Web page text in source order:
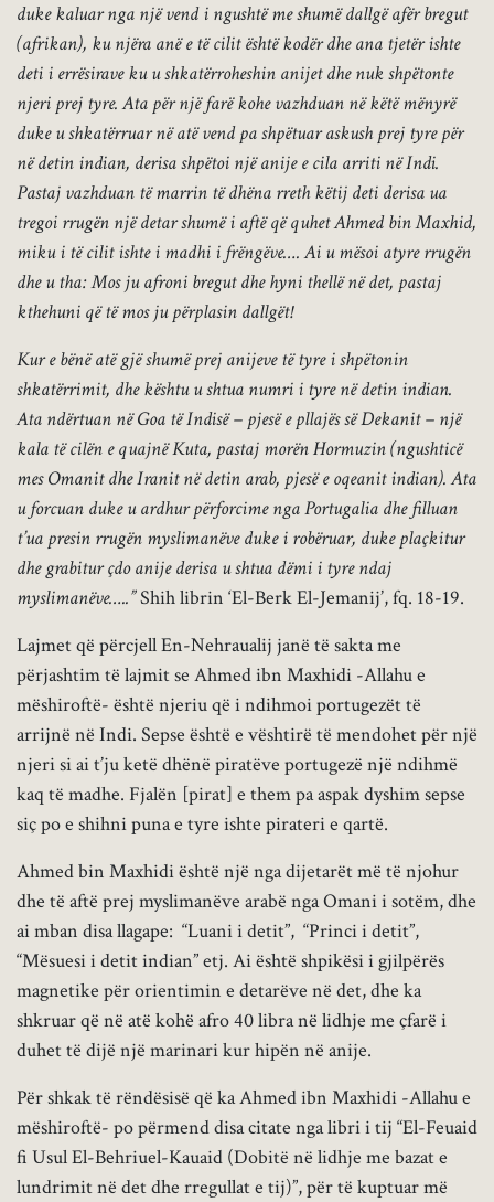
duke kaluar nga një vend i ngushtë me shumë dallgë afër bregut
(afrikan), ku njëra anë e të cilit është kodër dhe ana tjetër ishte
deti i errësirave ku u shkatërroheshin anijet dhe nuk shpëtonte
njeri prej tyre. Ata për një farë kohe vazhduan në këtë mënyrë
duke u shkatërruar në atë vend pa shpëtuar askush prej tyre për
në detin indian, derisa shpëtoi një anije e cila arriti në Indi.
Pastaj vazhduan të marrin të dhëna rreth këtij deti derisa ua
tregoi rrugën një detar shumë i aftë që quhet Ahmed bin Maxhid,
miku i të cilit ishte i madhi i frëngëve…. Ai u mësoi atyre rrugën
dhe u tha: Mos ju afroni bregut dhe hyni thellë në det, pastaj
kthehuni që të mos ju përplasin dallgët!
Kur e bënë atë gjë shumë prej anijeve të tyre i shpëtonin
shkatërrimit, dhe kështu u shtua numri i tyre në detin indian.
Ata ndërtuan në Goa të Indisë – pjesë e pllajës së Dekanit – një
kala të cilën e quajnë Kuta, pastaj morën Hormuzin (ngushticë
mes Omanit dhe Iranit në detin arab, pjesë e oqeanit indian). Ata
u forcuan duke u ardhur përforcime nga Portugalia dhe filluan
t’ua presin rrugën myslimanëve duke i robëruar, duke plaçkitur
dhe grabitur çdo anije derisa u shtua dëmi i tyre ndaj
myslimanëve…..”Shih librin ‘El-Berk El-Jemanij’, fq. 18-19.
Lajmet që përcjell En-Nehraualij janë të sakta me
përjashtim të lajmit se Ahmed ibn Maxhidi -Allahu e
mëshiroftë- është njeriu që i ndihmoi portugezët të
arrijnë në Indi. Sepse është e vështirë të mendohet për një
njeri si ai t’ju ketë dhënë piratëve portugezë një ndihmë
kaq të madhe. Fjalën [pirat] e them pa aspak dyshim sepse
siç po e shihni puna e tyre ishte pirateri e qartë.
Ahmed bin Maxhidi është një nga dijetarët më të njohur
dhe të aftë prej myslimanëve arabë nga Omani i sotëm, dhe
ai mban disa llagape: “Luani i detit”, “Princi i detit”,
“Mësuesi i detit indian” etj. Ai është shpikësi i gjilpërës
magnetike për orientimin e detarëve në det, dhe ka
shkruar që në atë kohë afro 40 libra në lidhje me çfarë i
duhet të dijë një marinari kur hipën në anije.
Për shkak të rëndësisë që ka Ahmed ibn Maxhidi -Allahu e
mëshiroftë- po përmend disa citate nga libri i tij “El-Feuaid
fi Usul El-Behriuel-Kauaid (Dobitë në lidhje me bazat e
lundrimit në det dhe rregullat e tij)”, për të kuptuar më